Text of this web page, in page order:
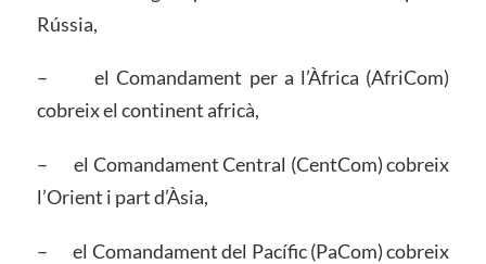
Rússia,
– el Comandament per a l’Àfrica (AfriCom)
cobreix el continent africà,
– el Comandament Central (CentCom) cobreix
l’Orient i part d’Àsia,
– el Comandament del Pacífic (PaCom) cobreix